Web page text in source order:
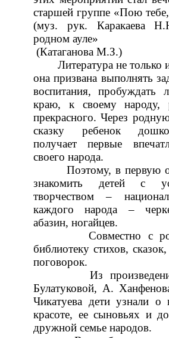
старшей группе «Пою
(муз. рук. Каракаева
родном ауле»
(Катаганова М.З.)
Литература не только
она призвана выполнять
воспитания,
краю, к своему народу,
прекрасного. Через
сказку ребенок
получает первые
своего народа.
Поэтому, в первую
знакомить детей с
творчеством –
каждого народа –
абазин, ногайцев.
Совместно с
библиотеку стихов,
поговорок.
Из произведений
Булатуковой, А.
Чикатуева дети узнали
красоте, ее сыновьях и
дружной семье народов.